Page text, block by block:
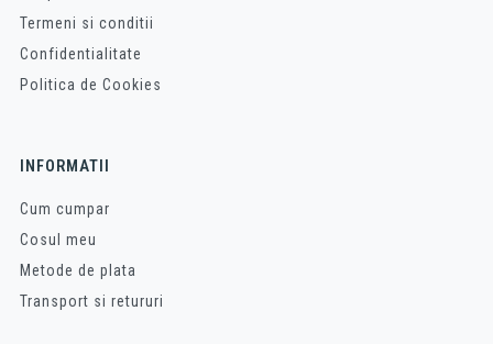
Termeni si conditii
Confidentialitate
Politica de Cookies
INFORMATII
Cum cumpar
Cosul meu
Metode de plata
Transport si retururi